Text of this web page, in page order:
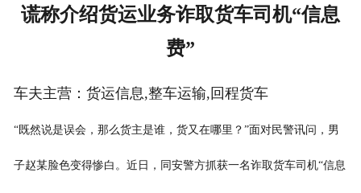
谎称介绍货运业务诈取货车司机“信息
费”
车夫主营：货运信息,整车运输,回程货车
“既然说是误会，那么货主是谁，货又在哪里？”面对民警讯问，男
子赵某脸色变得惨白。近日，同安警方抓获一名诈取货车司机“信息